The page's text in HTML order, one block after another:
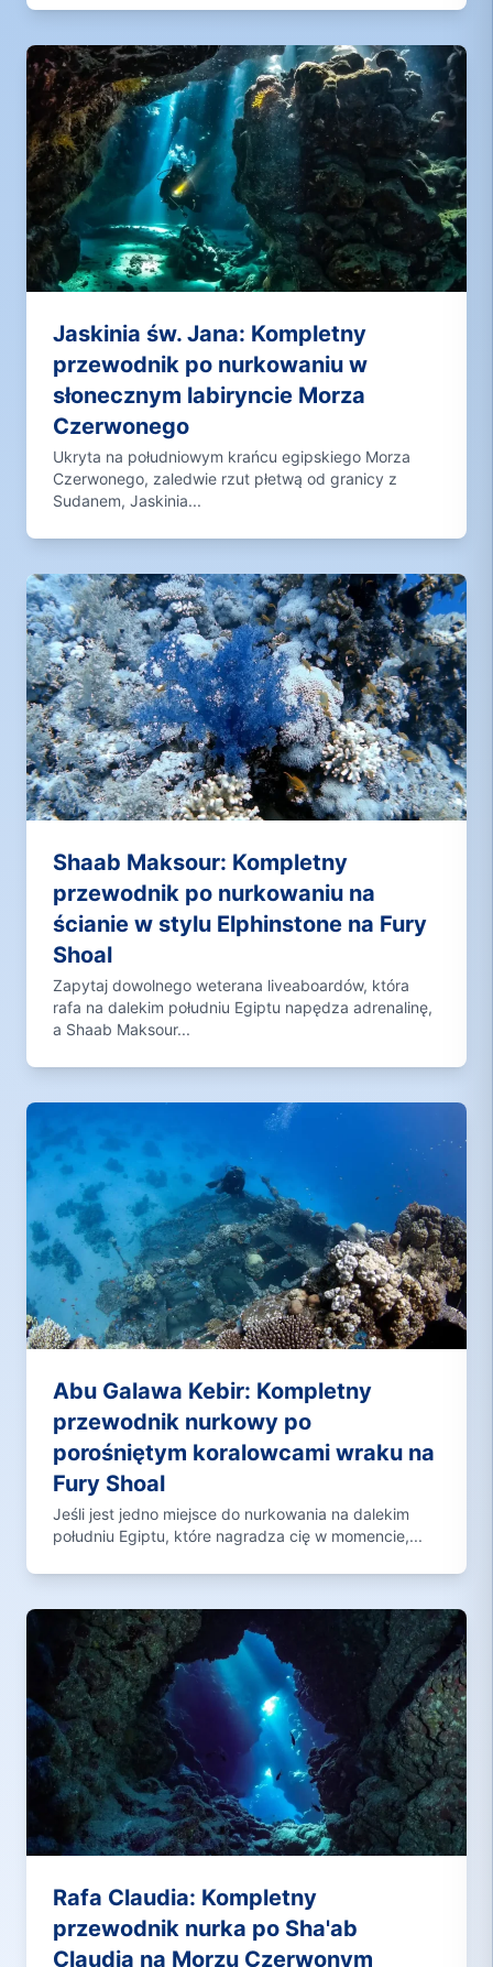
Jaskinia św. Jana: Kompletny
przewodnik po nurkowaniu w
słonecznym labiryncie Morza
Czerwonego
Ukryta na południowym krańcu egipskiego Morza
Czerwonego, zaledwie rzut płetwą od granicy z
Sudanem, Jaskinia...
Shaab Maksour: Kompletny
przewodnik po nurkowaniu na
ścianie w stylu Elphinstone na Fury
Shoal
Zapytaj dowolnego weterana liveaboardów, która
rafa na dalekim południu Egiptu napędza adrenalinę,
a Shaab Maksour...
Abu Galawa Kebir: Kompletny
przewodnik nurkowy po
porośniętym koralowcami wraku na
Fury Shoal
Jeśli jest jedno miejsce do nurkowania na dalekim
południu Egiptu, które nagradza cię w momencie,...
Rafa Claudia: Kompletny
przewodnik nurka po Sha'ab
Claudia na Morzu Czerwonym